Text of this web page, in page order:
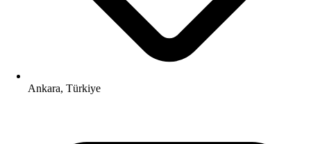
Ankara, Türkiye